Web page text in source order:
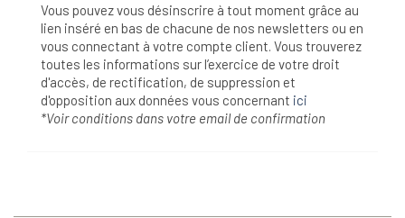
Vous pouvez vous désinscrire à tout moment grâce au
lien inséré en bas de chacune de nos newsletters ou en
vous connectant à votre compte client. Vous trouverez
toutes les informations sur l’exercice de votre droit
d'accès, de rectification, de suppression et
d'opposition aux données vous concernant ici
*Voir conditions dans votre email de confirmation